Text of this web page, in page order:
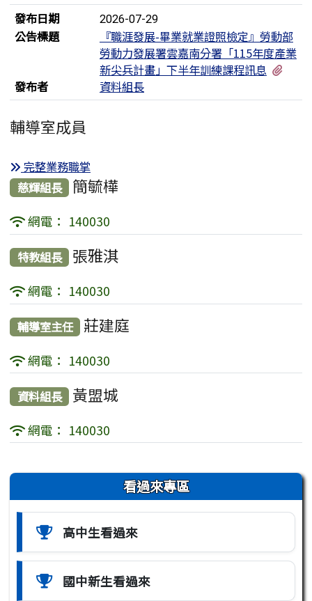
發布日期
2026-07-29
公告標題
『職涯發展-畢業就業證照檢定』勞動部
勞動力發展署雲嘉南分署「115年度產業
新尖兵計畫」下半年訓練課程訊息
發布者
資料組長
輔導室成員
完整業務職掌
慈輝組長
簡毓樺
網電： 140030
特教組長 張雅淇
網電： 140030
輔導室主任 莊建庭
網電： 140030
資料組長 黃盟城
網電： 140030
左邊區域內容 看過來專區
高中生看過來
國中新生看過來